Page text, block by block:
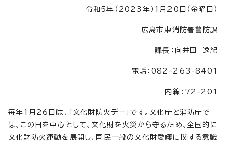
令和5年（2023年）1月20日（金曜日）
広島市東消防署警防課
課長：向井田 逸紀
電話：082-263-8401
内線：72-201
毎年1月26日は、「文化財防火デー」です。文化庁と消防庁で
は、この日を中心として、文化財を火災から守るため、全国的に
文化財防火運動を展開し、国民一般の文化財愛護に関する意識